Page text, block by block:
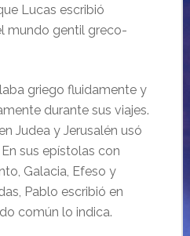
Lucas escribió
mundo gentil greco-
griego fluidamente y
durante sus viajes.
Judea y Jerusalén usó
sus epístolas con
Galacia, Efeso y
Pablo escribió en
común lo indica.